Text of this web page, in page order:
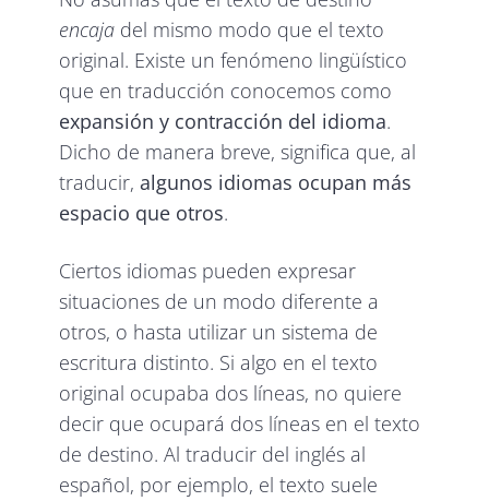
encaja del mismo modo que el texto
original. Existe un fenómeno lingüístico
que en traducción conocemos como
expansión y contracción del idioma.
Dicho de manera breve, significa que, al
traducir,algunos idiomas ocupan más
espacio que otros.
Ciertos idiomas pueden expresar
situaciones de un modo diferente a
otros, o hasta utilizar un sistema de
escritura distinto. Si algo en el texto
original ocupaba dos líneas, no quiere
decir que ocupará dos líneas en el texto
de destino. Al traducir del inglés al
español, por ejemplo, el texto suele